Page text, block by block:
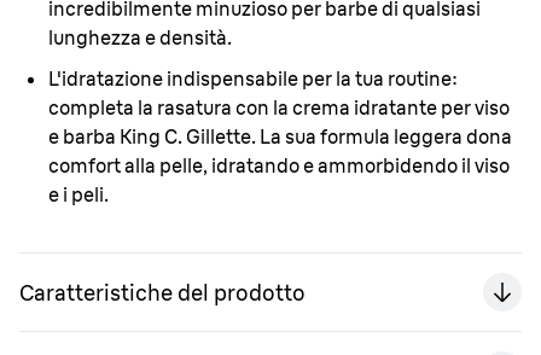
incredibilmente minuzioso per barbe di qualsiasi
lunghezza e densità.
L'idratazione indispensabile per la tua routine:
completa la rasatura con la crema idratante per viso
e barba King C. Gillette. La sua formula leggera dona
comfort alla pelle, idratando e ammorbidendo il viso
e i peli.
Caratteristiche del prodotto